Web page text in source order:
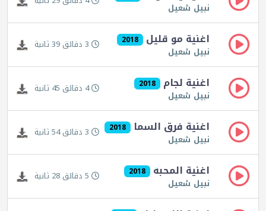
نبيل شعيل
اغنية مو قليل 2018
نبيل شعيل 3 دقائق 39 ثانية
اغنية لجام 2018
نبيل شعيل 4 دقائق 45 ثانية
اغنية فرق السما 2018
نبيل شعيل 3 دقائق 54 ثانية
اغنية المحبه 2018
نبيل شعيل 5 دقائق 28 ثانية